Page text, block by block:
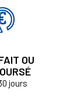
OU
jours